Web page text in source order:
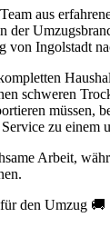
aus
der
von Ingolstadt
schweren
müssen,
zu einem
Arbeit,
den Umzug 🚚